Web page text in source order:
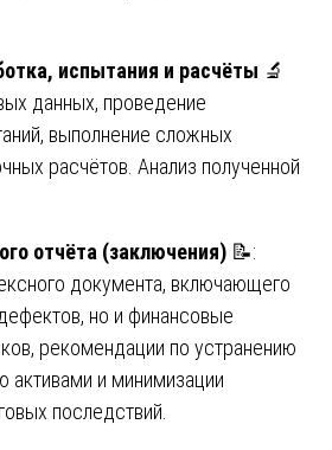
испытания и расчёты 🔬
данных, проведение
выполнение сложных
расчётов. Анализ полученной
отчёта (заключения) 📝:
документа, включающего
но и финансовые
рекомендации по устранению
активами и минимизации
последствий.